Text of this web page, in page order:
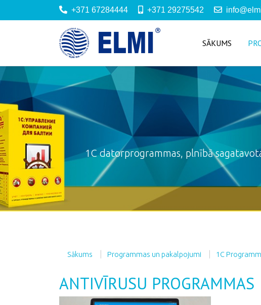
+371 67284444 +371 29275542
SĀKUMS
1C datorprogrammas, plnībā
Sākums Programmas un pakalpojumi 1C
ANTIVĪRUSU PROGRAMMAS